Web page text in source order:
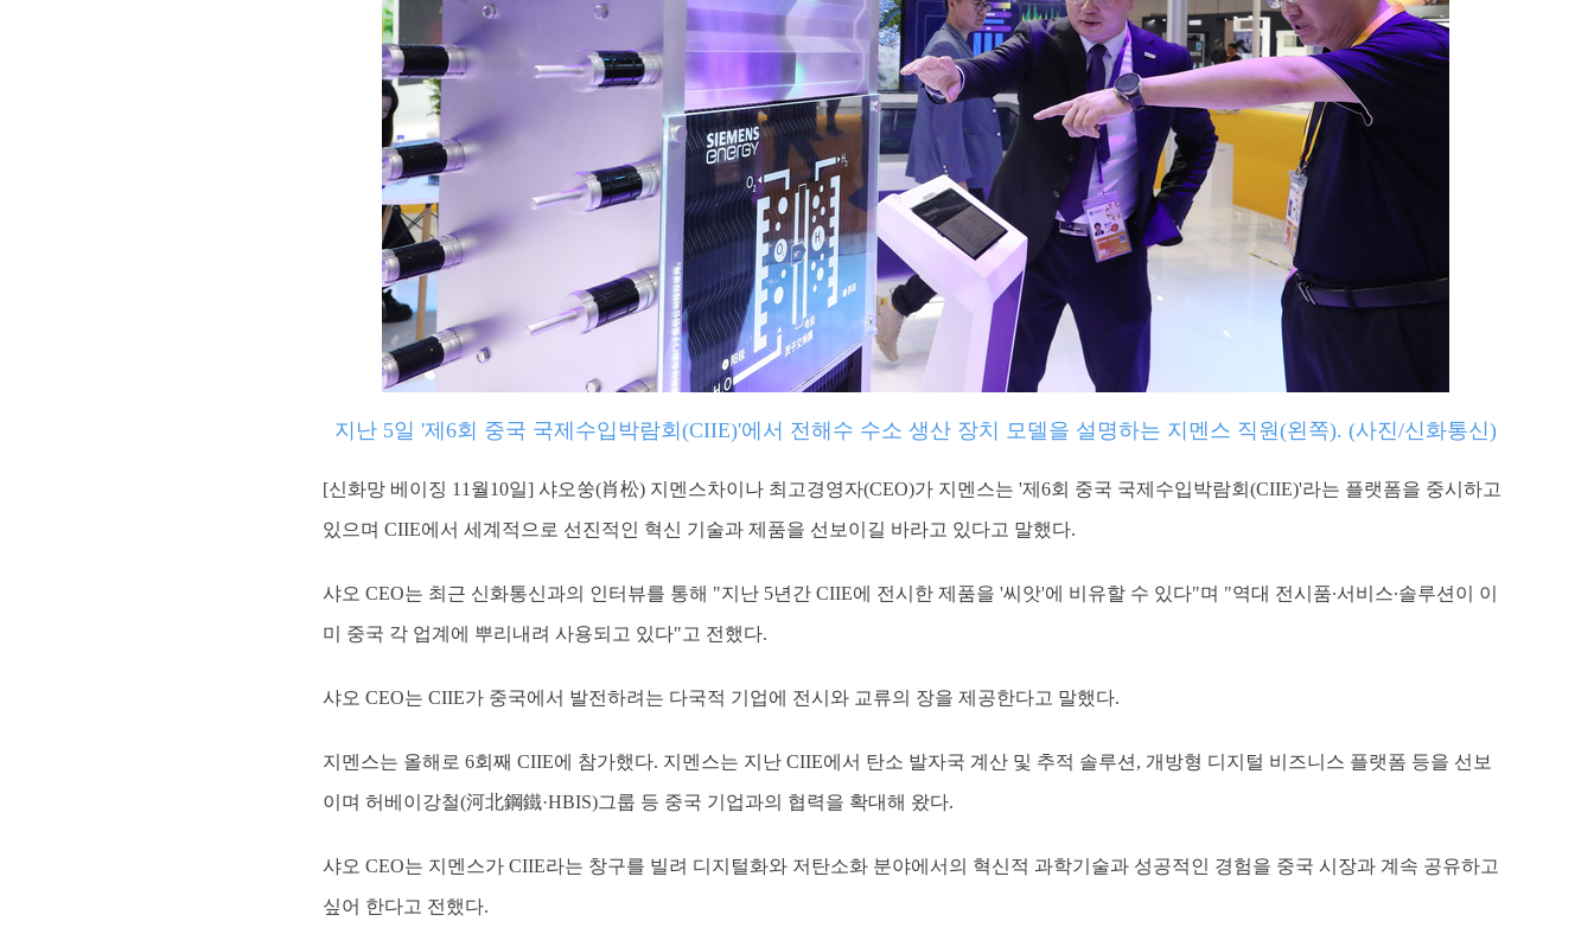
지난 5일 '제6회 중국 국제수입박람회(CIIE)'에서 전해수 수소 생산 장치 모델을 설명하는 지멘스 직원(왼쪽). (사진/신화통신)
[신화망 베이징 11월10일] 샤오쑹(肖松) 지멘스차이나 최고경영자(CEO)가 지멘스는 '제6회 중국 국제수입박람회(CIIE)'라는 플랫폼을 중시하고
있으며 CIIE에서 세계적으로 선진적인 혁신 기술과 제품을 선보이길 바라고 있다고 말했다.
샤오 CEO는 최근 신화통신과의 인터뷰를 통해 "지난 5년간 CIIE에 전시한 제품을 '씨앗'에 비유할 수 있다"며 "역대 전시품∙서비스∙솔루션이 이
미 중국 각 업계에 뿌리내려 사용되고 있다"고 전했다.
샤오 CEO는 CIIE가 중국에서 발전하려는 다국적 기업에 전시와 교류의 장을 제공한다고 말했다.
지멘스는 올해로 6회째 CIIE에 참가했다. 지멘스는 지난 CIIE에서 탄소 발자국 계산 및 추적 솔루션, 개방형 디지털 비즈니스 플랫폼 등을 선보
이며 허베이강철(河北鋼鐵·HBIS)그룹 등 중국 기업과의 협력을 확대해 왔다.
샤오 CEO는 지멘스가 CIIE라는 창구를 빌려 디지털화와 저탄소화 분야에서의 혁신적 과학기술과 성공적인 경험을 중국 시장과 계속 공유하고
싶어 한다고 전했다.